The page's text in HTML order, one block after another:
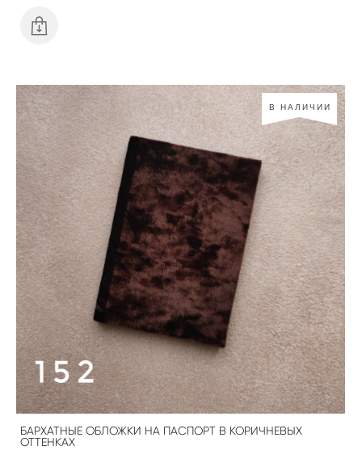
В НАЛИЧИИ
БАРХАТНЫЕ ОБЛОЖКИ НА ПАСПОРТ В КОРИЧНЕВЫХ
ОТТЕНКАХ